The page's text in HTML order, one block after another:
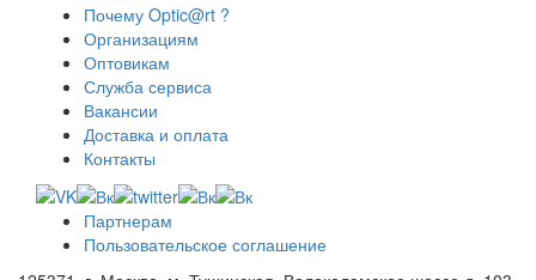
Почему Optic@rt ?
Организациям
Оптовикам
Служба сервиса
Вакансии
Доставка и оплата
Контакты
Партнерам
Пользовательское соглашение